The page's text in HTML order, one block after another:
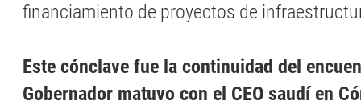
financiamiento de proyectos de
Este cónclave fue la continuidad del
Gobernador matuvo con el CEO saudí en